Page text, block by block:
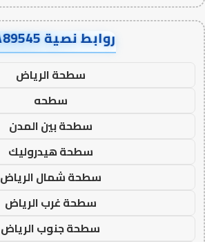
روابط نصية AA89545
سطحة الرياض
سطحه
سطحة بين المدن
سطحة هيدروليك
سطحة شمال الرياض
سطحة غرب الرياض
سطحة جنوب الرياض